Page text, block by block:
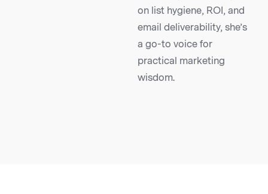
on list hygiene, ROI, and
email deliverability, she’s
a go-to voice for
practical marketing
wisdom.